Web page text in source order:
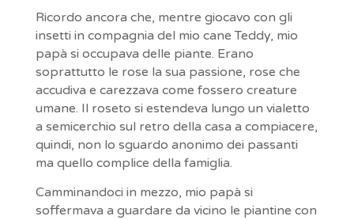
Ricordo ancora che, mentre giocavo con gli
insetti in compagnia del mio cane Teddy, mio
papà si occupava delle piante. Erano
soprattutto le rose la sua passione, rose che
accudiva e carezzava come fossero creature
umane. Il roseto si estendeva lungo un vialetto
a semicerchio sul retro della casa a compiacere,
quindi, non lo sguardo anonimo dei passanti
ma quello complice della famiglia.
Camminandoci in mezzo, mio papà si
soffermava a guardare da vicino le piantine con